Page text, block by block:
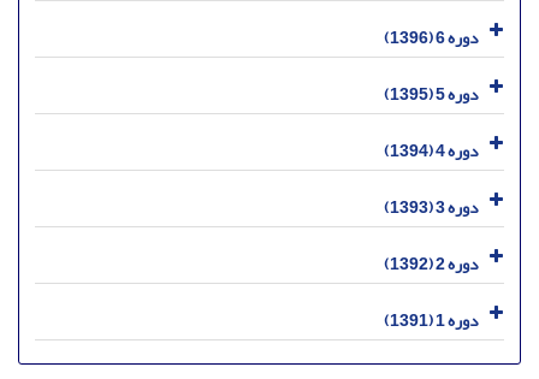
دوره 6 (1396)
دوره 5 (1395)
دوره 4 (1394)
دوره 3 (1393)
دوره 2 (1392)
دوره 1 (1391)